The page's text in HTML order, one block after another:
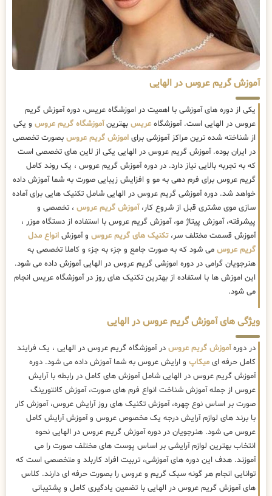
آموزش گریم عروس در الهایی
یکی از دوره های آموزشی با اهمیت در اموزشگاه عریس، دوره آموزش گریم
عروس در الهایی است. آموزشگاه عریس بهترینآموزشگاه گریم عروس و یکی
از شناخته شده ترین مراکز آموزشی برای اموزش گریم عروس بصورت تخصصی
در ایران بوده. آموزش گریم عروس در الهایی یکی از لاین های تخصصی است
که به تجربه بالایی نیاز دارد. در دوره آموزش گریم عروس ، یک روند کامل
گریم عروس برای فرم دهی به مو و افزایش زیبایی صورت به شما آموزش داده
خواهد شد. دوره آموزشی گریم عروس در الهایی شامل تکنیک هایی برای آماده
سازی موی مشتری قبل از شروع کار،آموزش گریم عروس ، تخصصی و
پیشرفته، آموزش پیتاژ مو، آموزش گریم عروس با استفاده از دستگاه موزر ،
آموزش قسمت مختلف سر،تکنیک های گریم عروس و آموزش انواع مدل
گریم عروس می شود که به صورت جامع و جزء به جزء و کاملا تخصصی به
هنرجویان گرامی در دوره اموزشی گریم عروس در الهایی آموزش داده می شود.
این اموزش ها با استفاده از بهترین تکنیک های روز در آموزشگاه عریس انجام
می شود.
ویژگی های آموزش گریم عروس در الهایی
در دورهآموزش گریم عروس در آموزشگاه گریم عروس در الهایی ، یک فرایند
کامل حرفه ای میکاپ و ارایش عروس به شما آموزش داده می شود. دوره
آموزش گریم عروس در الهایی شامل آموزش های کامل در رابطه با آرایش
عروس از جمله آموزش شناخت انواع فرم های صورت، آموزش کانتورینگ
صورت بر اساس نوع چهره، آموزش تکنیک های روز آرایش عروس، آموزش کار
با برند های لوازم آرایش درجه یک مخصوص عروس و آموزش آرایش کامل
عروس می شود. هنرجویان در دوره آموزش گریم عروس در الهایی نحوه
انتخاب بهترین لوازم آرایشی بر اساس پوست های مختلف صورت را می
آموزند. هدف این دوره های آموزشی، تربیت افراد کاربلد و متخصصی است که
توانایی انجام هر گونه سبک گریم و عروس را بصورت حرفه ای دارند. کلاس
های آموزش گریم عروس در الهایی با تضمین یادگیری کامل و پشتیبانی